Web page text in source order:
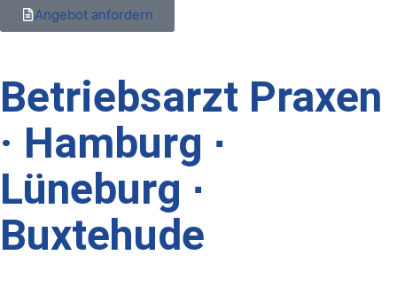
Angebot anfordern
Betriebsarzt Praxen
· Hamburg ∙
Lüneburg ∙
Buxtehude